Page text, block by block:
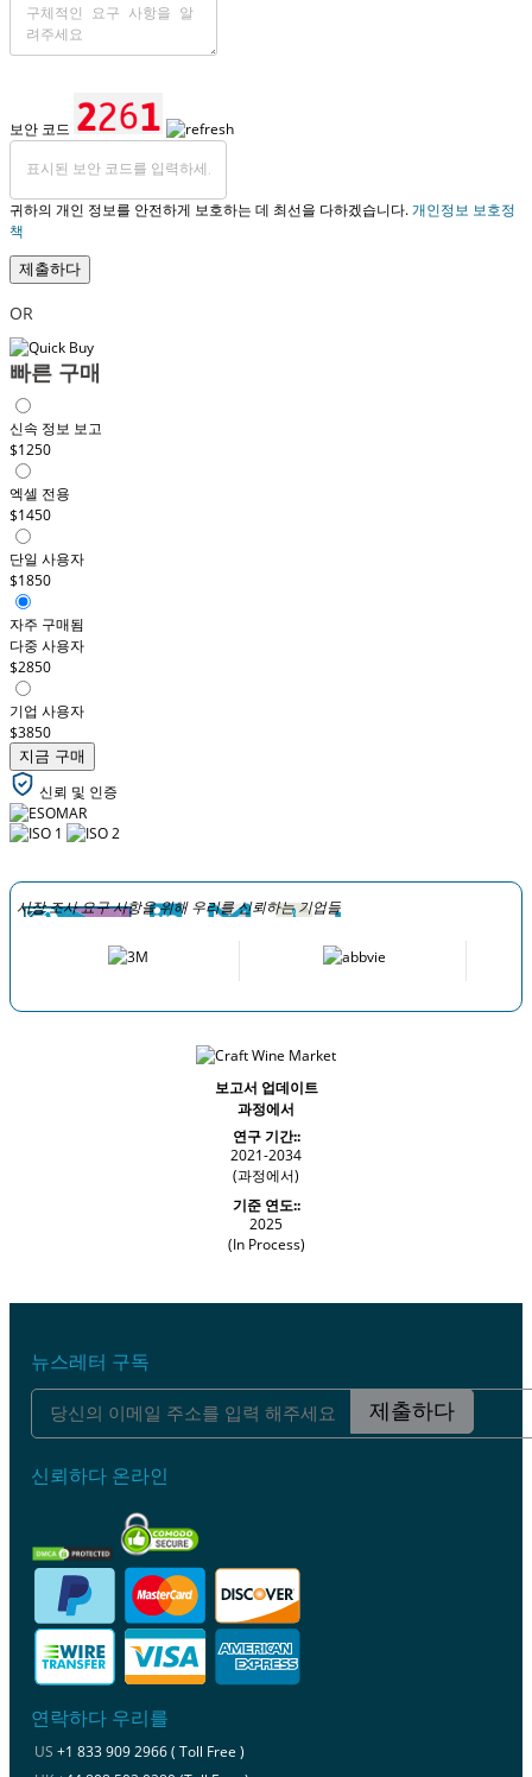
보안 코드
귀하의 개인 정보를 안전하게 보호하는 데 최선을 다하겠습니다.개인정보 보호정
책
제출하다
OR
빠른 구매
신속 정보 보고
$1250
엑셀 전용
$1450
단일 사용자
$1850
자주 구매됨
다중 사용자
$2850
기업 사용자
$3850
지금 구매
신뢰 및 인증
시장 조사 요구 사항을 위해 우리를 신뢰하는 기업들
보고서 업데이트
과정에서
연구 기간::
2021-2034
(과정에서)
기준 연도::
2025
(In Process)
뉴스레터 구독
제출하다
신뢰하다 온라인
연락하다 우리를
US +1 833 909 2966 ( Toll Free )